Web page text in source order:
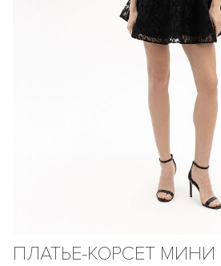
ПЛАТЬЕ-КОРСЕТ МИНИ